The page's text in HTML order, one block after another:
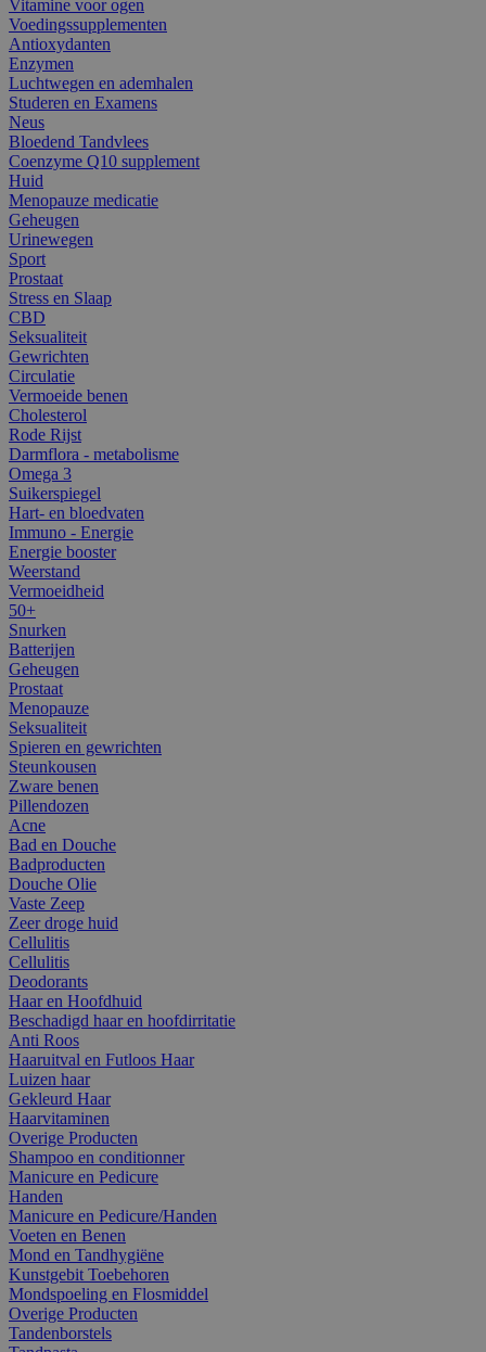
Vitamine voor ogen
Voedingssupplementen
Antioxydanten
Enzymen
Luchtwegen en ademhalen
Studeren en Examens
Neus
Bloedend Tandvlees
Coenzyme Q10 supplement
Huid
Menopauze medicatie
Geheugen
Urinewegen
Sport
Prostaat
Stress en Slaap
CBD
Seksualiteit
Gewrichten
Circulatie
Vermoeide benen
Cholesterol
Rode Rijst
Darmflora - metabolisme
Omega 3
Suikerspiegel
Hart- en bloedvaten
Immuno - Energie
Energie booster
Weerstand
Vermoeidheid
50+
Snurken
Batterijen
Geheugen
Prostaat
Menopauze
Seksualiteit
Spieren en gewrichten
Steunkousen
Zware benen
Pillendozen
Acne
Bad en Douche
Badproducten
Douche Olie
Vaste Zeep
Zeer droge huid
Cellulitis
Cellulitis
Deodorants
Haar en Hoofdhuid
Beschadigd haar en hoofdirritatie
Anti Roos
Haaruitval en Futloos Haar
Luizen haar
Gekleurd Haar
Haarvitaminen
Overige Producten
Shampoo en conditionner
Manicure en Pedicure
Handen
Manicure en Pedicure/Handen
Voeten en Benen
Mond en Tandhygiëne
Kunstgebit Toebehoren
Mondspoeling en Flosmiddel
Overige Producten
Tandenborstels